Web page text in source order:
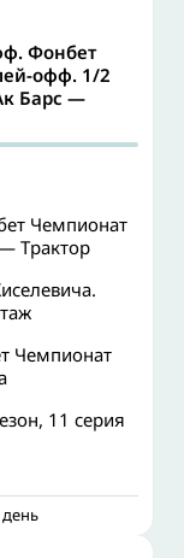
Фонбет
офф. 1/2
Барс —
Чемпионат
Трактор
Чемпионат
11 серия